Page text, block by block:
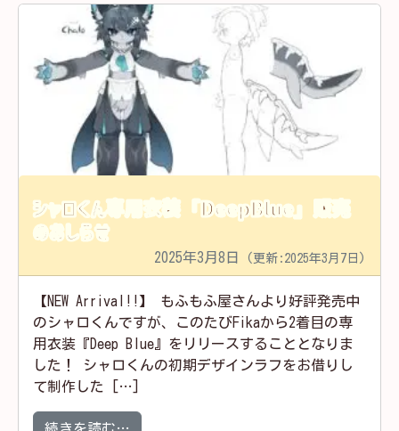
シャロくん専用衣装「DeepBlue」販売
のおしらせ
2025年3月8日 (更新:2025年3月7日)
【NEW Arrival!!】 もふもふ屋さんより好評発売中
のシャロくんですが、このたびFikaから2着目の専
用衣装『Deep Blue』をリリースすることとなりま
した！ シャロくんの初期デザインラフをお借りし
て制作した […]